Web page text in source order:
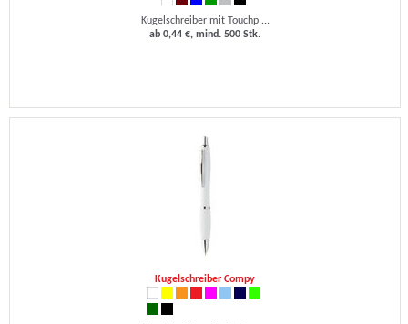
Kugelschreiber mit Touchp ...
ab 0,44 €, mind. 500 Stk.
Kugelschreiber Compy